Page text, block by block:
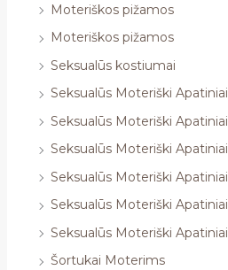
Moteriškos pižamos
Moteriškos pižamos
Seksualūs kostiumai
Seksualūs Moteriški Apatiniai
Seksualūs Moteriški Apatiniai
Seksualūs Moteriški Apatiniai
Seksualūs Moteriški Apatiniai
Seksualūs Moteriški Apatiniai
Seksualūs Moteriški Apatiniai
Šortukai Moterims